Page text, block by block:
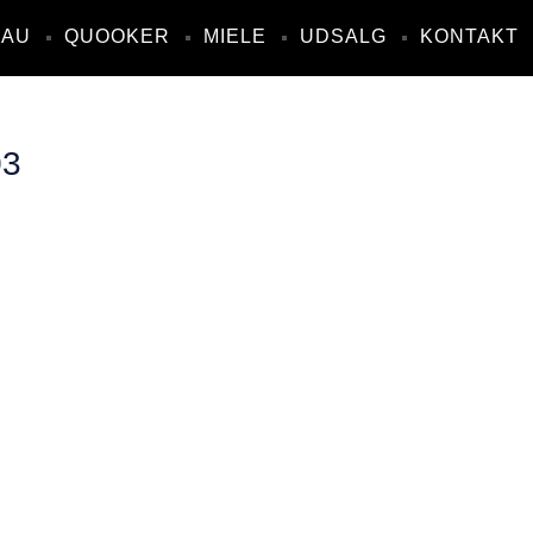
QUOOKER MIELE UDSALG KONTAKT